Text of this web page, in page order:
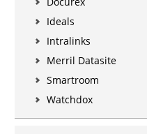
Ideals
Intralinks
Merril Datasite
Smartroom
Watchdox